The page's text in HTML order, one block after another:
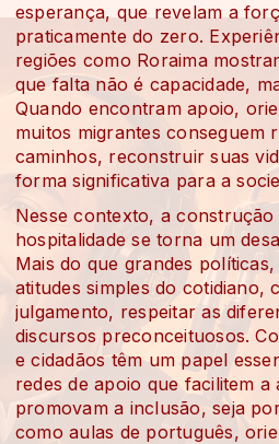
esperança, que revelam a
praticamente do zero.
regiões como Roraima
que falta não é capacidade,
Quando encontram apoio,
muitos migrantes conseguem
caminhos, reconstruir suas
forma significativa para a
Nesse contexto, a
hospitalidade se torna um
Mais do que grandes
atitudes simples do cotidiano,
julgamento, respeitar as
discursos preconceituosos.
e cidadãos têm um papel
redes de apoio que facilitem a
promovam a inclusão, seja
como aulas de português,